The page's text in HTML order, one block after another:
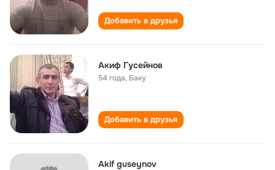
Добавить в друзья
Акиф Гусейнов
54 года, Баку
Добавить в друзья
Akif guseynov